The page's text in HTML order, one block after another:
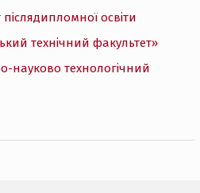
післядипломної освіти
технічний факультет»
науково технологічний